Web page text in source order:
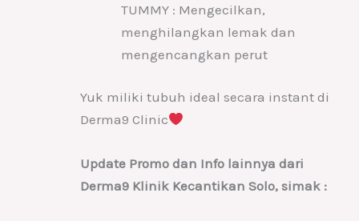
TUMMY : Mengecilkan,
menghilangkan lemak dan
mengencangkan perut
Yuk miliki tubuh ideal secara instant di
Derma9 Clinic
Update Promo dan Info lainnya dari
Derma9 Klinik Kecantikan Solo, simak :